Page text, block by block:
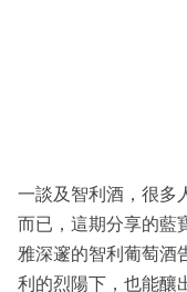
區
一談及智利酒，很多
而已，這期分享的藍
雅深邃的智利葡萄酒
利的烈陽下，也能釀